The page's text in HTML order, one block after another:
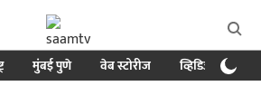
मुंबई पुणे वेब स्टोरीज व्हिडिओ